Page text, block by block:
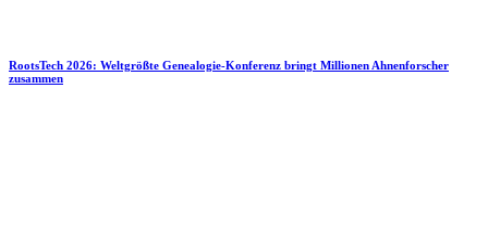
RootsTech 2026: Weltgrößte Genealogie-Konferenz bringt Millionen Ahnenforscher
zusammen